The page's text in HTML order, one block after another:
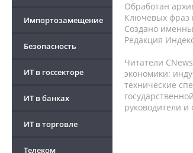
Импортозамещение
Безопасность
ИТ в госсекторе
ИТ в банках
ИТ в торговле
Телеком
Обработан
Ключевых фраз
Создано
Редакция
Читатели
экономики:
технические
руководители